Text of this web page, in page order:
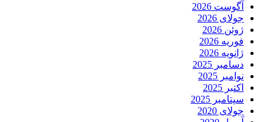
آگوست 2026
جولای 2026
ژوئن 2026
فوریه 2026
ژانویه 2026
دسامبر 2025
نوامبر 2025
اکتبر 2025
سپتامبر 2025
جولای 2020